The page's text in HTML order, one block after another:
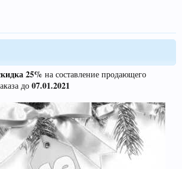
25% на составление продающего
до 07.01.2021